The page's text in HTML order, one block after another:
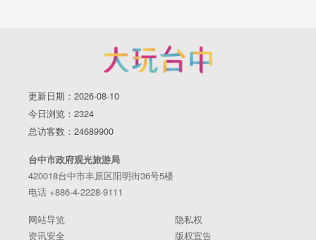
更新日期：2026-08-10
今日浏览：2324
总访客数：24689900
台中市政府观光旅游局
420018台中市丰原区阳明街36号5楼
电话 +886-4-2228-9111
网站导览
隐私权
资讯安全
版权宣告